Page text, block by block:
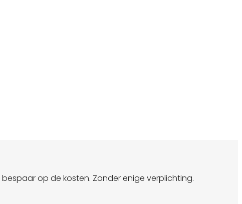
op de kosten. Zonder enige verplichting.